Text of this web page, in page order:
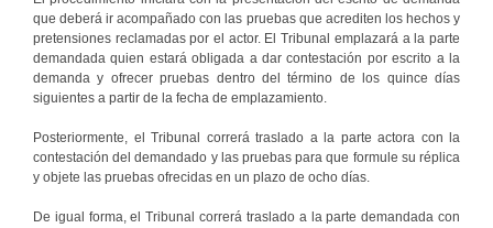
que deberá ir acompañado con las pruebas que acrediten los hechos y
pretensiones reclamadas por el actor. El Tribunal emplazará a la parte
demandada quien estará obligada a dar contestación por escrito a la
demanda y ofrecer pruebas dentro del término de los quince días
siguientes a partir de la fecha de emplazamiento.
Posteriormente, el Tribunal correrá traslado a la parte actora con la
contestación del demandado y las pruebas para que formule su réplica
y objete las pruebas ofrecidas en un plazo de ocho días.
De igual forma, el Tribunal correrá traslado a la parte demandada con